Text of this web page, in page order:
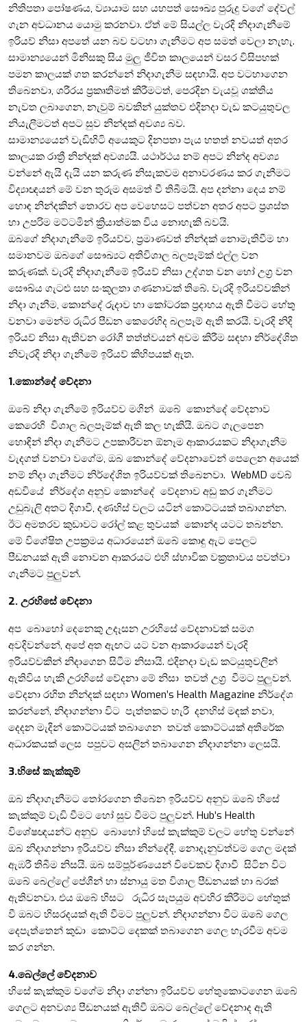
නිතිපතා පෝෂණය, ව්‍යායාම සහ යහපත් සෞඛ්‍ය පුරුදු වගේ දේවල්
ගැන අවධානය යොමු කරනවා. ඒත් මේ සියල්ල වැරදි නිදාගැනීමේ
ඉරියව් නිසා අපතේ යන බව වටහා ගැනීමට අප සමත් වෙලා නැහැ.
සාමාන්‍යයෙන් මිනිසකු සිය මුලු ජීවිත කාලයෙන් වසර විසිපහක්
පමන කාලයක් ගත කරන්නේ නිදාගැනීම සඳහායි. අප වටහාගෙන
තිබෙනවා, ශරීරය ප්‍රකෘතිමත් කිරීමටත්, පෙරදින වැයවූ ශක්තිය
නැවත ලබාගෙන, නැවුම් බවකින් යුක්තව එදිනදා වැඩ කටයුතුවල
නියැලීමටත් අපට සුව නින්දක් අවශ්‍ය බව.
සාමාන්‍යයෙන් වැඩිහිටි අයෙකුට දිනපතා පැය හතත් නවයත් අතර
කාලයක රාත්‍රී නින්දක් අවශ්‍යයි. යථාර්ථය නම් අපට නින්ද අවශ්‍ය
වන්නේ ඇයි දැයි යන කරුණ නිසැකවම අනාවරණය කර ගැනීමට
විද්‍යාඥයන් මේ වන තුරුම අසමත් වී තිබීමයි. අප දන්නා දෙය නම්
හොඳ නින්දකින් තොරව අප වෙහෙසට පත්වන අතර අපට ප්‍රශස්ත
හා උපරිම මට්ටමින් ක්‍රියාත්මක විය නොහැකි බවයි.
ඔබගේ නිදාගැනීමේ ඉරියව්ව, ප්‍රමාණවත් නින්දක් නොමැතිවීම හා
සමානවම ඔබගේ සෞඛ්‍යට අතිවිශාල බලපෑම්ක් එල්ල වන
කරුණක්. වැරදි නිදාගැනීමේ ඉරියව් නිසා උද්ගත වන හෝ උග්‍ර වන
සෞඛ්ය ගැටළු සහ සංකූලතා ගණනාවක් තිබේ. වැරදි ඉරියව්වකින්
නිදා ගැනීම, කොන්දේ රුදාව හා කෝටරක ප්‍රදාහය ඇති වීමට හේතු
වනවා මෙන්ම රුධිර පීඩන කෙරෙහිද බලපෑම් ඇති කරයි. වැරදි නිදි
ඉරියව් නිසා ඇතිවන රෝගී තත්ත්වයන් අවම කිරීම සඳහා නිර්දේශිත
නිවැරදි නිදා ගැනීමේ ඉරියව් කිහිපයක් ඇත.
1.කොන්දේ වේදනා
ඔබේ නිදා ගැනීමේ ඉරියව්ව මගින් ඔබේ කොන්දේ වේදනාව
කෙරෙහි විශාල බලපෑම්ක් ඇති කල හැකියි. ඔබට ගැලපෙන
හොඳින් නිදා ගැනීමට උපකාරීවන ඕනෑම ආකාරයකට නිදාගැනීම
වැදගත් වනවා වගේම, ඔබ කොන්දේ වේදනාවෙන් පෙලෙන අයෙක්
නම් නිදා ගැනීමට නිර්දේශිත ඉරියව්වක් තිබෙනවා. WebMD වෙබ්
අඩවියේ නිර්දේශ අනුව කොන්දේ වේදනාව අඩු කර ගැනීමට
උඩුබැලි අතට දිගාවී, දණහිස් වලට යටින් කොට්ටයක් තබාගන්න.
ඊට අමතරව කුඩාවට රෝල් කළ තුවයක් කොන්ද යටට තබන්න.
මේ විශේෂිත උපක්‍රමය අධාරයෙන් ඔබේ කොඳු ඇට පෙලට
පීඩනයක් ඇති නොවන ආකරයට එහි ස්භාවික වක්‍රතාවය පවත්වා
ගැනීමට පුලුවන්.
2. උරහිසේ වේදනා
අප බොහෝ දෙනෙකු උදෑසන උරහිසේ වේදනාවක් සමග
අවදිවන්නේ, අපේ අත ඇඟට යට වන ආකාරයෙන් වැරදි
ඉරියව්වකින් නිදාගෙන සිටීම නිසායි. එදිනදා වැඩ කටයුතුවලින්
ඇතිවිය හැකි උරහිසේ වේදනා මේ නිසා තවත් උග්‍ර වීමට පුලුවන්.
වේදනා රහිත නින්දක් සඳහා Women’s Health Magazine නිර්දේශ
කරන්නේ, නිදාගන්නා විට පැත්තකට හැරී දනහිස් මඳක් නවා,
දෙදන මැදින් කොට්ටයක් තබාගෙන තවත් කොට්ටයක් අතිරේක
අධාරකයක් ලෙස පපුවට අසලින් තබාගෙන නිදාගන්නා ලෙසයි.
3.හිසේ කැක්කුම්
ඔබ නිදාගැනීමට තෝරගෙන තිබෙන ඉරියව්ව අනුව ඔබේ හිසේ
කැක්කුම් වැඩි වීමට හෝ සුව වීමට පුලුවන්. Hub’s Health
විශේෂඥයන්ට අනුව බොහෝ හිසේ කැක්කුම් වලට හේතු වන්නේ
ඔබ නිදාගන්නා ඉරියව්ව නිසා නින්දේදී, නොදැනුවත්වම ගෙල මදක්
ඇඹරී තිබීම නිසයි. ඔබ සම්පූර්ණයෙන් විවෙකව දිගාවී සිටින විට
ඔබේ බෙල්ලේ පේශීන් හා ස්නායු මත විශාල පීඩනයක් හා බරක්
ඇතිවනවා. එය ඔබේ හිසට රුධිර සැපයුම අවහිර කිරීමට හේතුක්
වී ඔබට හිසරදයක් ඇති වීමට පුලුවන්. නිදාගන්නා විට ඔබේ ගෙල
දෙපැත්තෙන් කුඩා කොට්ට දෙකක් තබාගෙන ගෙල හැරවීම අවම
කර ගන්න.
4.බෙල්ලේ වේදනාව
හිසේ කැක්කුම වගේම නිදා ගන්නා ඉරියව්ව හේතුකොටගෙන ඔබේ
ගෙලට අනවශ්‍ය පීඩනයක් ඇතිවී ඔබට බෙල්ලේ වේදනාද ඇති